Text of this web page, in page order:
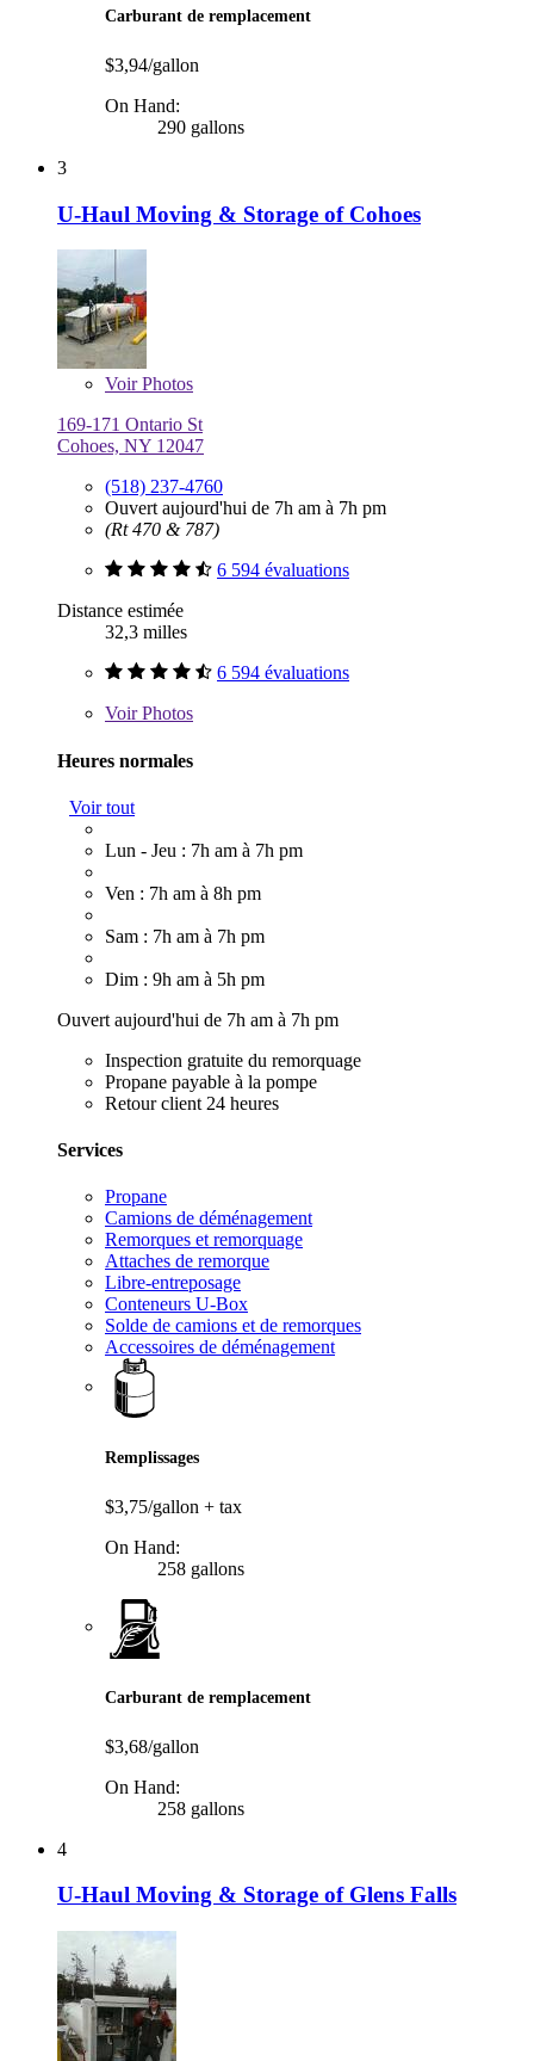
Carburant de remplacement
$3,94/gallon
On Hand:
290 gallons
3
U-Haul Moving & Storage of Cohoes
VoirPhotos
169-171 Ontario St
Cohoes, NY 12047
(518) 237-4760
Ouvert aujourd'hui de 7h am à 7h pm
(Rt 470 & 787)
6 594 évaluations
Distance estimée
32,3 milles
6 594 évaluations
VoirPhotos
Heures normales
Voir tout
Lun - Jeu : 7h am à 7h pm
Ven : 7h am à 8h pm
Sam : 7h am à 7h pm
Dim : 9h am à 5h pm
Ouvert aujourd'hui de 7h am à 7h pm
Inspection gratuite du remorquage
Propane payable à la pompe
Retour client 24 heures
Services
Propane
Camions de déménagement
Remorques et remorquage
Attaches de remorque
Libre-entreposage
Conteneurs U-Box
Solde de camions et de remorques
Accessoires de déménagement
Remplissages
$3,75/gallon + tax
On Hand:
258 gallons
Carburant de remplacement
$3,68/gallon
On Hand:
258 gallons
4
U-Haul Moving & Storage of Glens Falls